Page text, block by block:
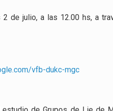
de julio, a las 12.00 hs, a
vfb-dukc-mgc